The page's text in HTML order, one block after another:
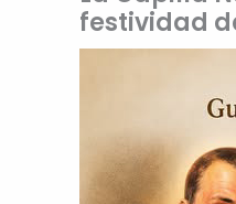
festividad